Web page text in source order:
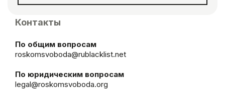
Контакты
По общим вопросам
roskomsvoboda@rublacklist.net
По юридическим вопросам
legal@roskomsvoboda.org